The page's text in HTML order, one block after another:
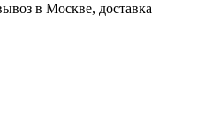
в Москве, доставка